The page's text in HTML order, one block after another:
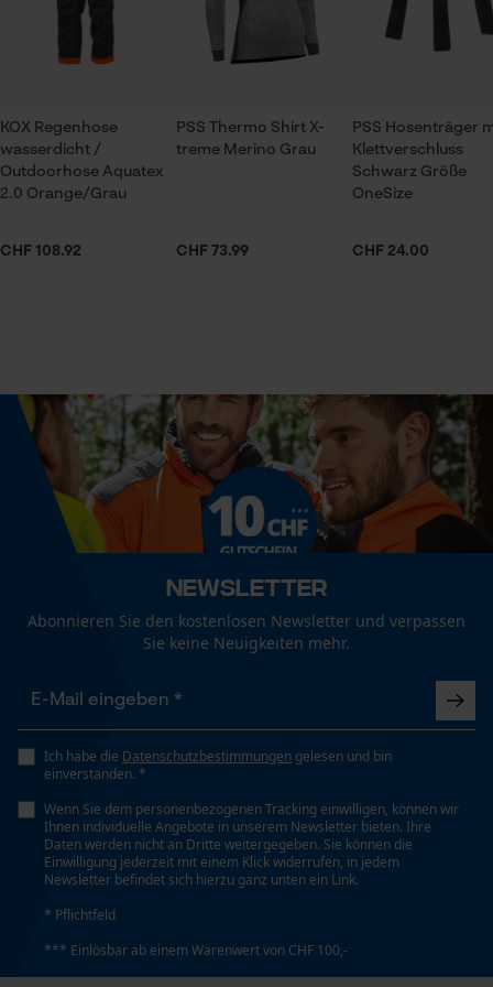
Ausschnitt Kragen
Stehkragen
Branche
Forstwirtschaft, Outdoor, Landwirtschaft, Garten- und
Landschaftsbau
Ganzjahresartikel
Optik/Muster
Unifarben
Bequem
Wetterlage
Bewölkt und kühl, Kalt und frostig, Windig
temperaturregulierend
KOX Regenhose
wasserdicht /
Outdoorhose Aquatex
2.0 Orange/Grau
CHF 108.92
PSS Thermo Shirt X-
treme Merino Grau
CHF 73.99
PSS Hosenträger
Klettverschluss
Schwarz Größe
OneSize
CHF 24.00
Newsletter
Abonnieren Sie den kostenlosen Newsletter und verpassen
Sie keine Neuigkeiten mehr.
Ich habe die Datenschutzbestimmungen gelesen und bin
einverstanden. *
Wenn Sie dem personenbezogenen Tracking einwilligen, können wir
Ihnen individuelle Angebote in unserem Newsletter bieten. Ihre
Daten werden nicht an Dritte weitergegeben. Sie können die
Einwilligung jederzeit mit einem Klick widerrufen, in jedem
Newsletter befindet sich hierzu ganz unten ein Link.
* Pflichtfeld
*** Einlösbar ab einem Warenwert von CHF 100,-
Prüfung setzen von Cookies
Datenverarbeitung
Econda Tag Manager
Statistik Cookies
Mouseflow Web Analytics Tool
Fact-Finder Tracking
Funktionale Cookies
Loop54 Personalization
Gespeicherter Warenkorb
Persönliche Begrüßung
Geo-IP und User Detection
YouTube-Videos
Google Maps
Kontaktaufnahme per Chat